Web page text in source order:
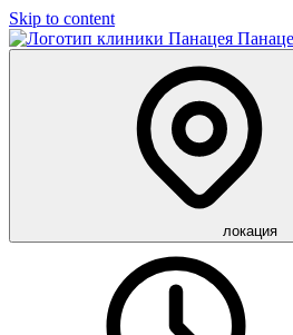
Skip to content
локация